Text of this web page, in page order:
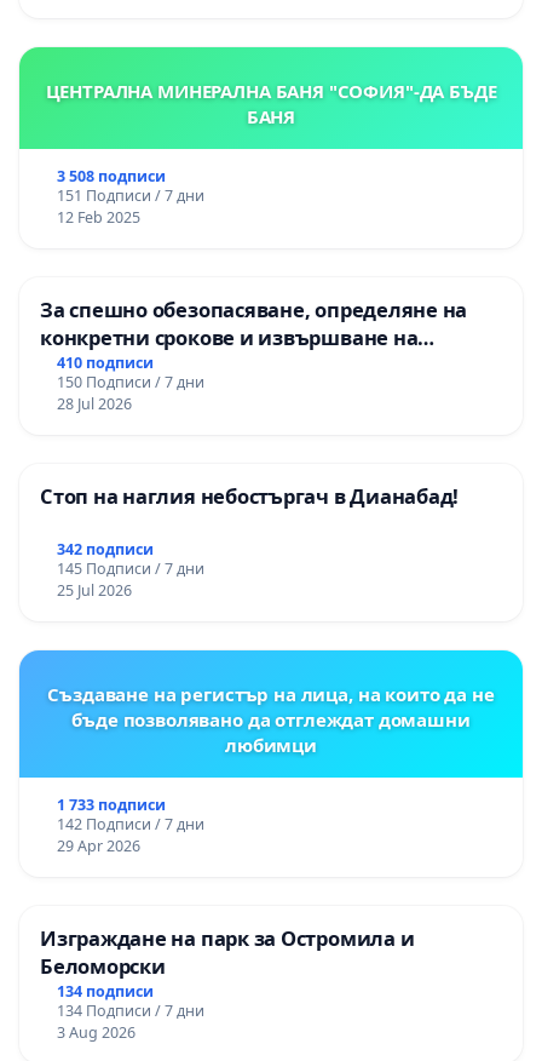
ЦЕНТРАЛНА МИНЕРАЛНА БАНЯ "СОФИЯ"-ДА БЪДЕ
БАНЯ
3 508 подписи
151 Подписи / 7 дни
12 Feb 2025
За спешно обезопасяване, определяне на
конкретни срокове и извършване на
цялостна рехабилитация на
републиканския път между пътен възел АМ
„Тракия“ - гр. Ихтиман - с. Мирово - к.к.
410 подписи
150 Подписи / 7 дни
28 Jul 2026
Стоп на наглия небостъргач в Дианабад!
342 подписи
145 Подписи / 7 дни
25 Jul 2026
Създаване на регистър на лица, на които да не
бъде позволявано да отглеждат домашни
любимци
1 733 подписи
142 Подписи / 7 дни
29 Apr 2026
Изграждане на парк за Остромила и
Беломорски
134 подписи
134 Подписи / 7 дни
3 Aug 2026